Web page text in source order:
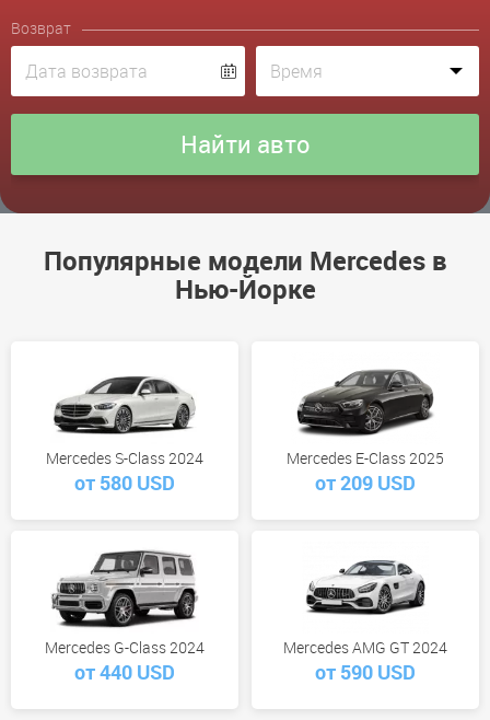
Возврат
Популярные модели Mercedes в
Нью-Йорке
Mercedes S-Class 2024
от 580 USD
Mercedes E-Class 2025
от 209 USD
Mercedes G-Class 2024
от 440 USD
Mercedes AMG GT 2024
от 590 USD